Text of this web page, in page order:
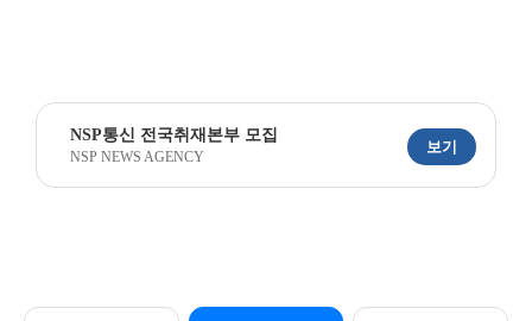
NSP통신 전국취재본부 모집
NSP NEWS AGENCY
보기